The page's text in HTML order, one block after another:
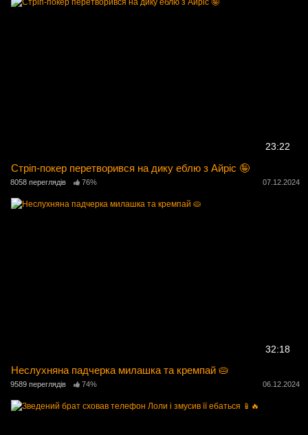
23:22
Стріп-покер перетворився на дику еблю з Айріс 🤪
8058 переглядів 76% 07.12.2024
32:18
Неслухняна падчерка милашка та кремпай 🥧
9589 переглядів 74% 06.12.2024